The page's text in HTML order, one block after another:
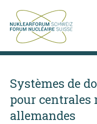
Systèmes de
pour centrales
allemandes